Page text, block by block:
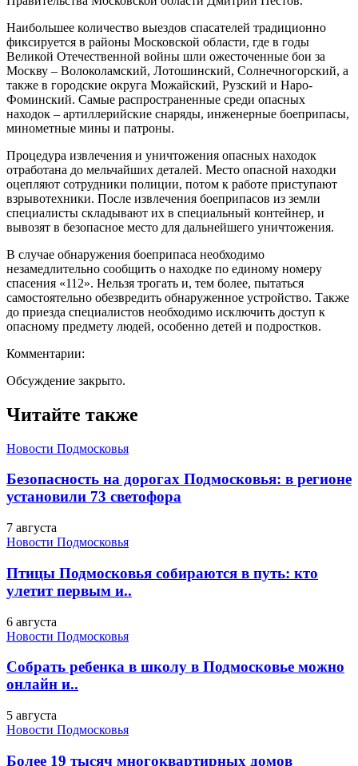
Наибольшее количество выездов спасателей традиционно
фиксируется в районы Московской области, где в годы
Великой Отечественной войны шли ожесточенные бои за
Москву – Волоколамский, Лотошинский, Солнечногорский, а
также в городские округа Можайский, Рузский и Наро-
Фоминский. Самые распространенные среди опасных
находок – артиллерийские снаряды, инженерные боеприпасы,
минометные мины и патроны.
Процедура извлечения и уничтожения опасных находок
отработана до мельчайших деталей. Место опасной находки
оцепляют сотрудники полиции, потом к работе приступают
взрывотехники. После извлечения боеприпасов из земли
специалисты складывают их в специальный контейнер, и
вывозят в безопасное место для дальнейшего уничтожения.
В случае обнаружения боеприпаса необходимо
незамедлительно сообщить о находке по единому номеру
спасения «112». Нельзя трогать и, тем более, пытаться
самостоятельно обезвредить обнаруженное устройство. Также
до приезда специалистов необходимо исключить доступ к
опасному предмету людей, особенно детей и подростков.
Комментарии:
Обсуждение закрыто.
Читайте также
Новости Подмосковья
Безопасность на дорогах Подмосковья: в регионе
установили 73 светофора
7 августа
Новости Подмосковья
Птицы Подмосковья собираются в путь: кто
улетит первым и..
6 августа
Новости Подмосковья
Собрать ребенка в школу в Подмосковье можно
онлайн и..
5 августа
Новости Подмосковья
Более 19 тысяч многоквартирных домов